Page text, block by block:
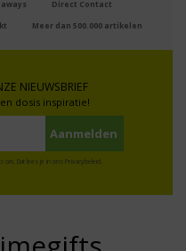
Direct Contact
Meer dan 500.000 artikelen
NIEUWSBRIEF
dosis inspiratie!
Dat lees je in ons Privacybeleid.